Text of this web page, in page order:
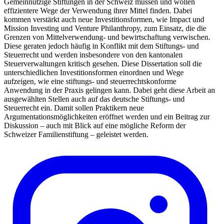
Gemeinnützige Stiftungen in der Schweiz müssen und wollen
effizientere Wege der Verwendung ihrer Mittel finden. Dabei
kommen verstärkt auch neue Investitionsformen, wie Impact und
Mission Investing und Venture Philanthropy, zum Einsatz, die die
Grenzen von Mittelverwendung- und bewirtschaftung verwischen.
Diese geraten jedoch häufig in Konflikt mit dem Stiftungs- und
Steuerrecht und werden insbesondere von den kantonalen
Steuerverwaltungen kritisch gesehen. Diese Dissertation soll die
unterschiedlichen Investitionsformen einordnen und Wege
aufzeigen, wie eine stiftungs- und steuerrechtskonforme
Anwendung in der Praxis gelingen kann. Dabei geht diese Arbeit an
ausgewählten Stellen auch auf das deutsche Stiftungs- und
Steuerrecht ein. Damit sollen Praktikern neue
Argumentationsmöglichkeiten eröffnet werden und ein Beitrag zur
Diskussion – auch mit Blick auf eine mögliche Reform der
Schweizer Familienstiftung – geleistet werden.